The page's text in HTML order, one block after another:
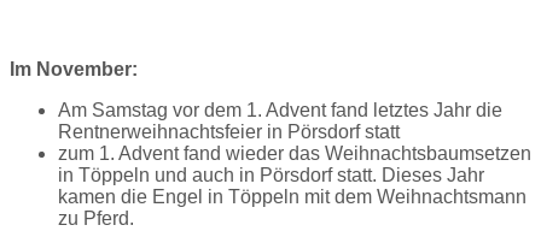
Im November:
Am Samstag vor dem 1. Advent fand letztes Jahr die
Rentnerweihnachtsfeier in Pörsdorf statt
zum 1. Advent fand wieder das Weihnachtsbaumsetzen
in Töppeln und auch in Pörsdorf statt. Dieses Jahr
kamen die Engel in Töppeln mit dem Weihnachtsmann
zu Pferd.